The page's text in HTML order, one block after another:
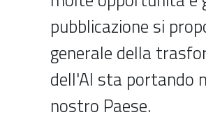
pubblicazione si
generale della
dell'AI sta portando
nostro Paese.